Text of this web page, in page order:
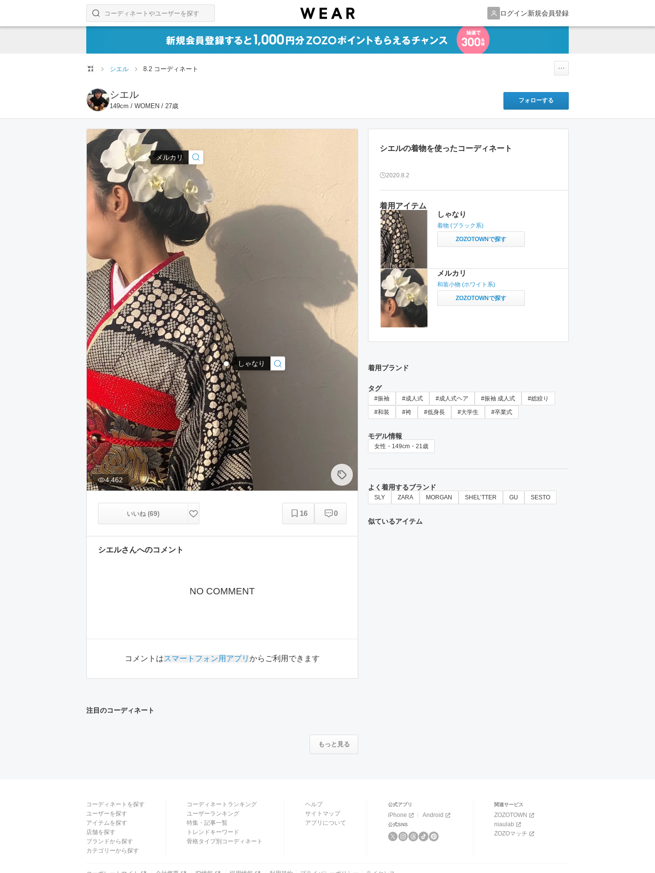
ログイン新規会員登録
コーディネートやユーザーを探す
検索する
シエル 8.2 コーディネート
シエル
149cm / WOMEN / 27歳
フォローする
しゃなり
メルカリ
4,462
いいね (69) 16 0
シエルさんへのコメント
NO COMMENT
コメントはスマートフォン用アプリ からご利用できます
着用アイテム
しゃなり
着物 (ブラック系)
ZOZOTOWNで探す
メルカリ
和装小物 (ホワイト系)
ZOZOTOWNで探す
シエルの着物を使ったコーディネート
2020.8.2
着用ブランド
タグ
#振袖 #成人式 #成人式ヘア #振袖 成人式
#総絞り
#和装
#袴 #低身長 #大学生 #卒業式
モデル情報
女性・149cm・21歳
よく着用するブランド
SLY ZARA MORGAN SHEL’TTER GU SESTO
似ているアイテム
注目のコーディネート
もっと見る
コーディネートを探す
ユーザーを探す
アイテムを探す
店舗を探す
ブランドから探す
カテゴリーから探す
コーディネートランキング
ユーザーランキング
特集・記事一覧
トレンドキーワード
骨格タイプ別コーディネート
ヘルプ
サイトマップ
アプリについて
公式アプリ
iPhone Android
公式SNS
関連サービス
ZOZOTOWN
niaulab
ZOZOマッチ